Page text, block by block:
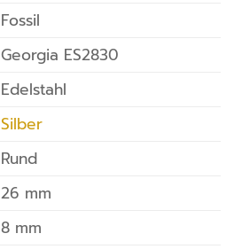
Fossil
Georgia ES2830
Edelstahl
Silber
Rund
26 mm
8 mm